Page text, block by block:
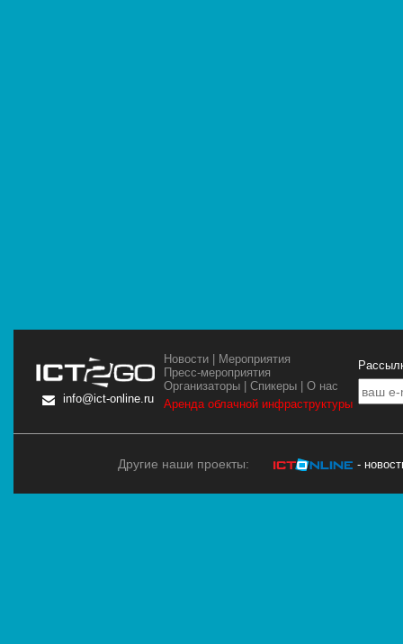
info@ict-online.ru
Новости
Мероприятия
Пресс-мероприятия
Организаторы |Спикеры |О нас
Аренда облачной инфраструктуры
Другие наши проекты: -